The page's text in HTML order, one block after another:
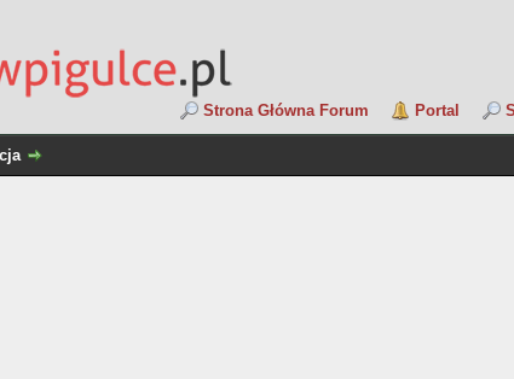
Strona Główna Forum Portal